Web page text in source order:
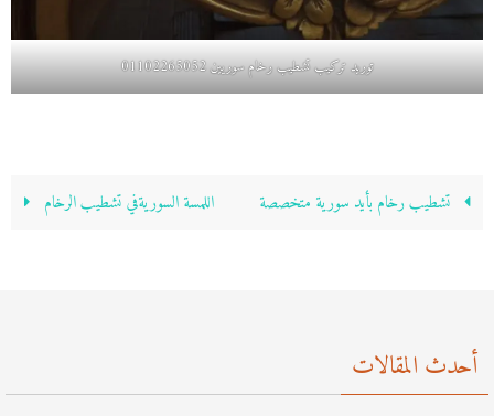
توريد تركيب تشطيب رخام سوريين 01102265052
تشطيب رخام بأيد سورية متخصصة اللمسة السوريةفي تشطيب الرخام
أحدث المقالات